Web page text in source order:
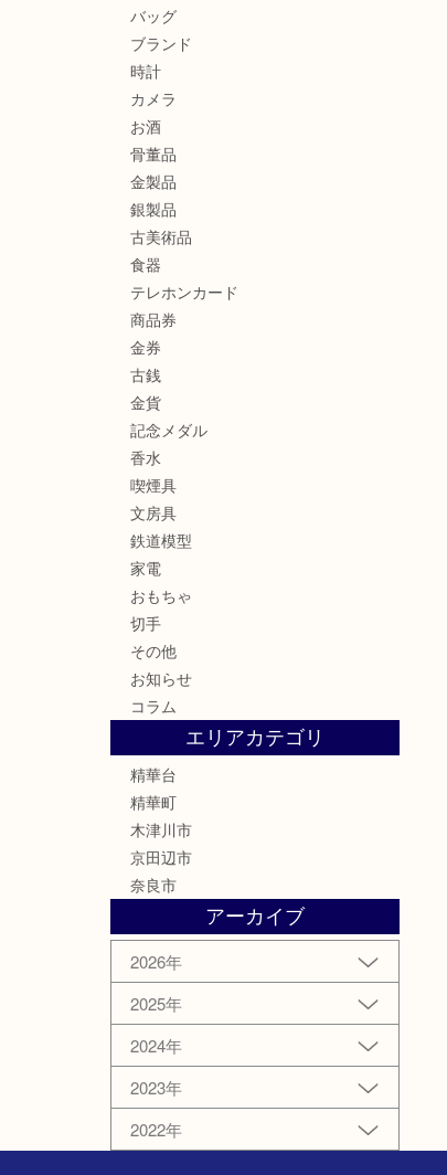
バッグ
ブランド
時計
カメラ
お酒
骨董品
金製品
銀製品
古美術品
食器
テレホンカード
商品券
金券
古銭
金貨
記念メダル
香水
喫煙具
文房具
鉄道模型
家電
おもちゃ
切手
その他
お知らせ
コラム
エリアカテゴリ
精華台
精華町
木津川市
京田辺市
奈良市
アーカイブ
2026年
2025年
2024年
2023年
2022年